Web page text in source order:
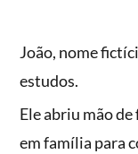
João, nome
estudos.
Ele abriu mão
em família para